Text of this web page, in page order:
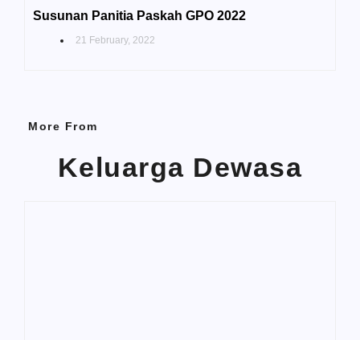
Susunan Panitia Paskah GPO 2022
21 February, 2022
More From
Keluarga Dewasa